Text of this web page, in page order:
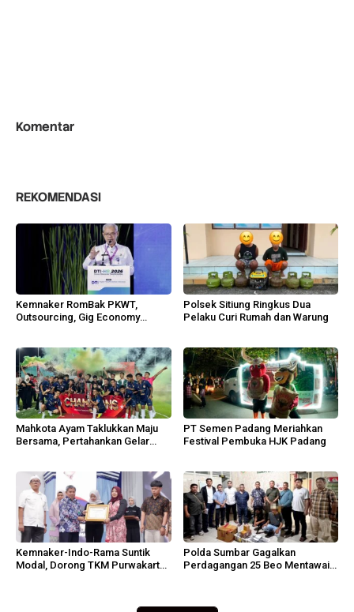
Komentar
REKOMENDASI
Kemnaker RomBak PKWT,
Outsourcing, Gig Economy
Polsek Sitiung Ringkus Dua
Pelaku Curi Rumah dan Warung
Mahkota Ayam Taklukkan Maju
Bersama, Pertahankan Gelar
PT Semen Padang Meriahkan
Festival Pembuka HJK Padang
Kemnaker-Indo-Rama Suntik
Modal, Dorong TKM Purwakarta
Polda Sumbar Gagalkan
Perdagangan 25 Beo Mentawai